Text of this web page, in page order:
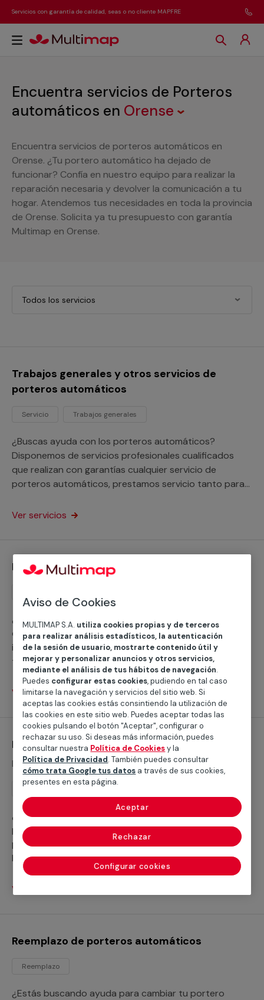
Servicios con garantía de calidad, seas o no cliente MAPFRE
Encuentra servicios de Porteros
automáticos en Orense
Encuentra servicios de porteros automáticos en
Orense. ¿Tu portero automático ha dejado de
funcionar? Confía en nuestro equipo para realizar la
reparación necesaria y devolver la comunicación a tu
hogar. Atendemos tus necesidades en toda la provincia
de Orense. Solicita ya tu presupuesto con garantía
Multimap en Orense.
Todos los servicios
Trabajos generales y otros servicios de
porteros automáticos
Servicio Trabajos generales
¿Buscas ayuda con los porteros automáticos?
Disponemos de servicios profesionales cualificados
que realizan con garantías cualquier servicio de
porteros automáticos, prestamos servicio tanto para
vecinos.
Ver servicios
Instalación de porteros automáticos
¿Quieres instalar un portero automático? Trabajamos
con equipos profesionales que se encargarán de la
instalación de los videoporteros o telefonillos
tradicionales en tu hogar, negocio o comunidad de
vecinos.
Ver servicios
Mantenimientos de porteros automáticos
Desde 68,61 €
Mantenimiento
¿Quieres llevar a cabo los mantenimientos de tus
porteros automáticos? Trabajamos con servicios
profesionales que se encargarán del mantenimiento de
los videoporteros de tu hogar, tu negocio o tu
comunidad de vecinos.
Ver servicios
Reemplazo de porteros automáticos
Reemplazo
¿Estás buscando ayuda para cambiar tu portero
Aviso de Cookies
MULTIMAP S.A. utiliza cookies propias y de terceros
para realizar análisis estadísticos, la autenticación
de la sesión de usuario, mostrarte contenido útil y
mejorar y personalizar anuncios y otros servicios,
mediante el análisis de tus hábitos de navegación.
Puedes configurar estas cookies, pudiendo en tal caso
limitarse la navegación y servicios del sitio web. Si
aceptas las cookies estás consintiendo la utilización de
las cookies en este sitio web. Puedes aceptar todas las
cookies pulsando el botón "Aceptar", configurar o
rechazar su uso. Si deseas más información, puedes
consultar nuestra Política de Cookiesy la
Política de Privacidad. También puedes consultar
cómo trata Google tus datos a través de sus cookies,
presentes en esta página.
Configurar cookies
Rechazar
Aceptar